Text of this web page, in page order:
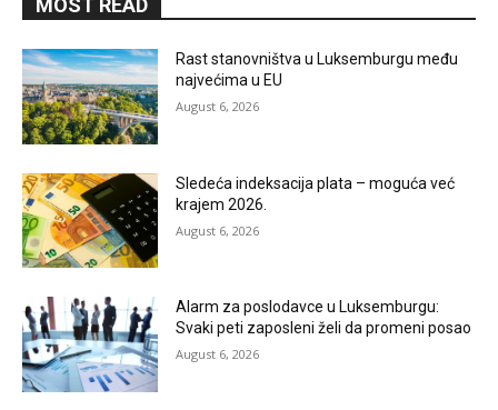
MOST READ
Rast stanovništva u Luksemburgu među
najvećima u EU
August 6, 2026
Sledeća indeksacija plata – moguća već
krajem 2026.
August 6, 2026
Alarm za poslodavce u Luksemburgu:
Svaki peti zaposleni želi da promeni posao
August 6, 2026